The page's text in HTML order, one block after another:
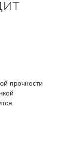
прочности